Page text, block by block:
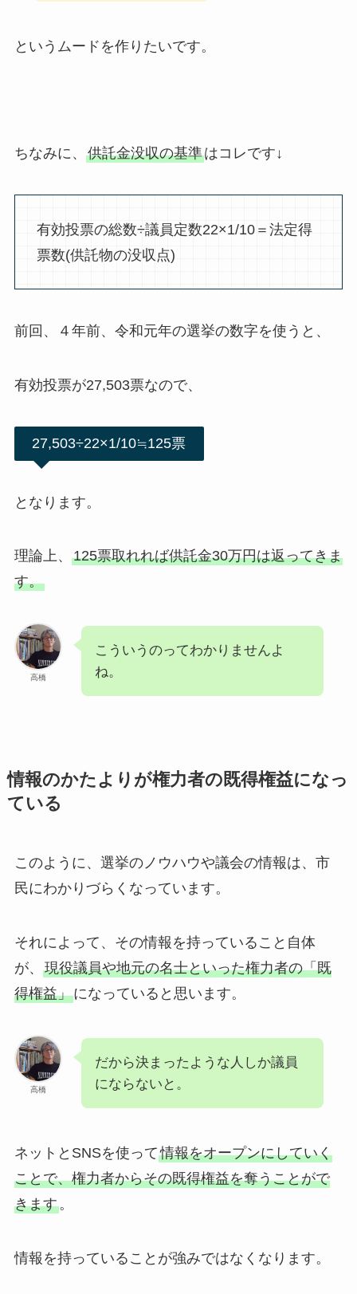
というムードを作りたいです。
ちなみに、 供託金没収の基準はコレです↓
有効投票の総数÷議員定数22×1/10＝法定得
票数(供託物の没収点)
前回、４年前、令和元年の選挙の数字を使うと、
有効投票が27,503票なので、
27,503÷22×1/10≒125票
となります。
理論上、 125票取れれば供託金30万円は返ってきま
す。
高橋
こういうのってわかりませんよ
ね。
情報のかたよりが権力者の既得権益になっ
ている
このように、選挙のノウハウや議会の情報は、市
民にわかりづらくなっています。
それによって、その情報を持っていること自体
が、 現役議員や地元の名士といった権力者の「既
得権益」になっていると思います。
高橋
だから決まったような人しか議員
にならないと。
ネットとSNSを使って情報をオープンにしていく
ことで、権力者からその既得権益を奪うことがで
きます。
情報を持っていることが強みではなくなります。